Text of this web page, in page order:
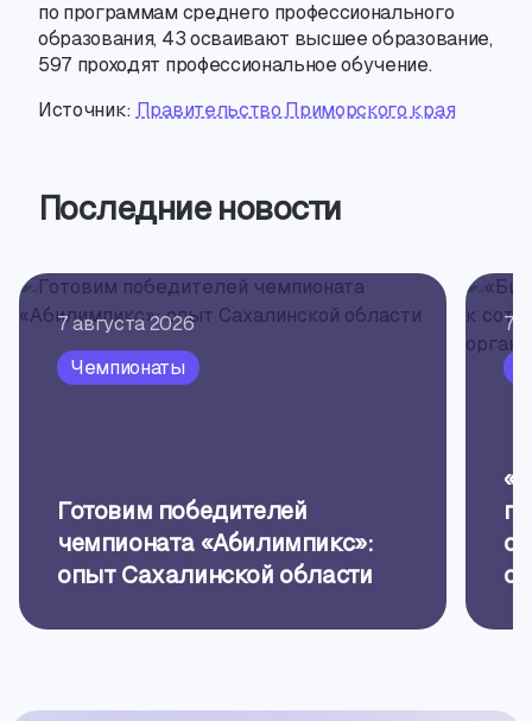
по программам среднего профессионального
образования, 43 осваивают высшее образование,
597 проходят профессиональное обучение.
Источник: Правительство Приморского края
Последние новости
7 августа 2026
Чемпионаты
Готовим победителей
чемпионата «Абилимпикс»:
опыт Сахалинской области
7